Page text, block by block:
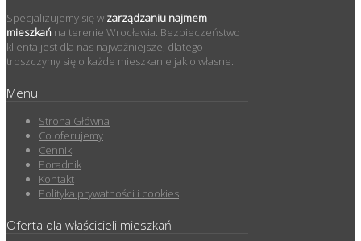
Specjalizujemy się w zarządzaniu najmem
mieszkań na terenie Wrocławia. Bezpieczeństwo
klienta jest dla nas najważniejsze, dlatego
troszczymy się o każde mieszkanie jak o własne.
Menu
Strona Główna
Co oferujemy
Cennik
Poradnik
Kontakt
Polityka prywatności i cookies
Oferta dla właścicieli mieszkań